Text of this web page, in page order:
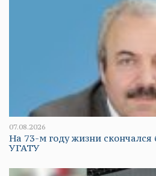
07.08.2026
На 73-м году жизни
УГАТУ